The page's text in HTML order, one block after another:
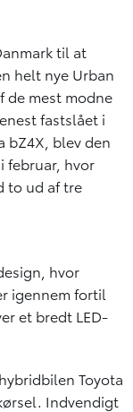
til at
helt nye Urban
de mest modne
fastslået i
bZ4X, blev den
februar, hvor
to ud af tre
hvor
igennem fortil
et bredt LED-
Toyota
Indvendigt